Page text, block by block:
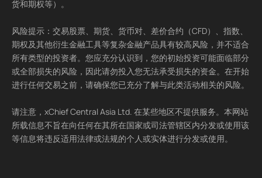
货和期权等）。
风险提示：交易股票、期货、货币对、差价合约（CFD）、指数、
期权及其他衍生金融工具等复杂金融产品具有较高风险，并不适合
所有类型的投资者。您应充分认识到，您的初始投资可能面临部分
或全部损失的风险，因此请勿投入您无法承受损失的资金。在开始
进行任何交易之前，请确保您已充分了解与此类活动相关的风险。
请注意，xChief Central Asia Ltd. 在某些地区不提供服务。本网站
所载信息不旨在向任何在其所在国家或司法管辖区内分发或使用该
等信息将违反适用法律或法规的个人或实体进行分发或使用。